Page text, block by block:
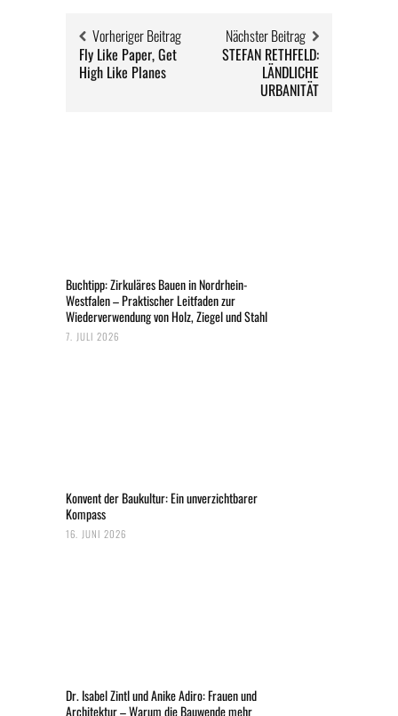
Vorheriger Beitrag
Fly Like Paper, Get
High Like Planes
Nächster Beitrag
STEFAN RETHFELD:
LÄNDLICHE
URBANITÄT
Buchtipp: Zirkuläres Bauen in Nordrhein-
Westfalen – Praktischer Leitfaden zur
Wiederverwendung von Holz, Ziegel und Stahl
7. JULI 2026
Konvent der Baukultur: Ein unverzichtbarer
Kompass
16. JUNI 2026
Dr. Isabel Zintl und Anike Adiro: Frauen und
Architektur – Warum die Bauwende mehr